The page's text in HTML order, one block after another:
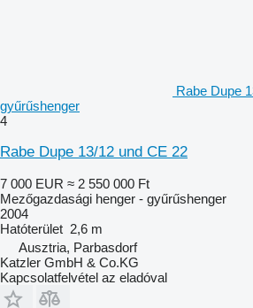
Rabe Dupe
gyűrűshenger
4
Rabe Dupe 13/12 und CE 22
7 000 EUR ≈ 2 550 000 Ft
Mezőgazdasági henger - gyűrűshenger
2004
Hatóterület 2,6 m
Ausztria, Parbasdorf
Katzler GmbH & Co.KG
Kapcsolatfelvétel az eladóval